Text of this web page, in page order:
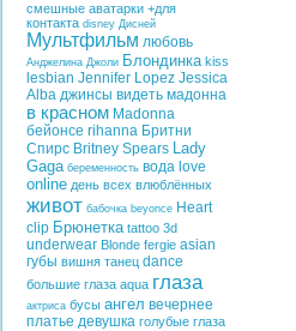
смешные аватарки +для
контакта disney Дисней
Мультфильм любовь
Анджелина Джоли Блондинка kiss
lesbian Jennifer Lopez Jessica
Alba джинсы видеть мадонна
в красном Madonna
бейонсе rihanna Бритни
Спирс Britney Spears Lady
Gaga беременность вода love
online день всех влюблённых
живот бабочка beyonce Heart
clip Брюнетка tattoo 3d
underwear Blonde fergie asian
губы вишня танец dance
большие глаза aqua глаза
актриса бусы ангел вечернее
платье девушка голубые глаза